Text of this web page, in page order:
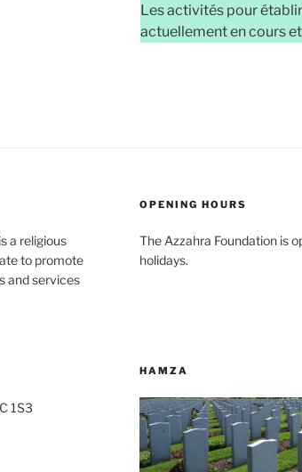
Les activités pour
actuellement en cours
is a religious
to promote
and services
1S3
OPENING HOURS
The Azzahra Foundation is
holidays.
HAMZA